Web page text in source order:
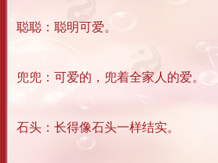
聪聪：聪明可爱。
兜兜：可爱的，兜着全家人的爱。
石头：长得像石头一样结实。